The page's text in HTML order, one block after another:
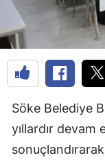
Söke Belediye
yıllardır devam